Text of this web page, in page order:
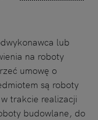
lub
na roboty
umowę o
są roboty
trakcie realizacji
budowlane, do